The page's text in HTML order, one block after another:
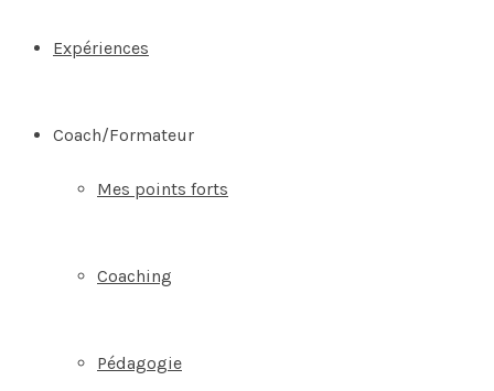
Expériences
Coach/Formateur
Mes points forts
Coaching
Pédagogie